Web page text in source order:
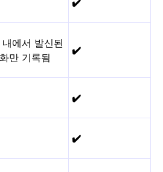
내에서 발신된
만 기록됨
✔️
✔️
✔️